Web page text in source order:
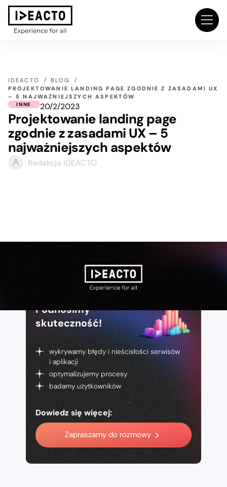
IDEACTO
BLOG
PROJEKTOWANIE LANDING PAGE ZGODNIE Z ZASADAMI UX
– 5 NAJWAŻNIEJSZYCH ASPEKTÓW
INNE 20/2/2023
Projektowanie landing page
zgodnie z zasadami UX – 5
najważniejszych aspektów
Redakcja IDEACTO
Podnosimy
skuteczność!
wykrywamy błędy i nieścisłości serwisów
i aplikacji
optymalizujemy procesy
badamy użytkowników
Dowiedz się więcej:
Zapraszamy do rozmowy